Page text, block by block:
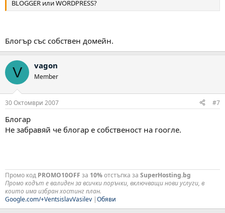
BLOGGER или WORDPRESS?
Блогър със собствен домейн.
V vagon
Member
30 Октомври 2007 #7
Блогар
Не забравяй че блогар е собственост на гоогле.
Промо код PROMO10OFF за 10%отстъпка за SuperHosting.bg
Промо кодът е валиден за всички поръчки, включващи нови услуги, в
които има избран хостинг план.
Google.com/+VentsislavVasilev |Обяви